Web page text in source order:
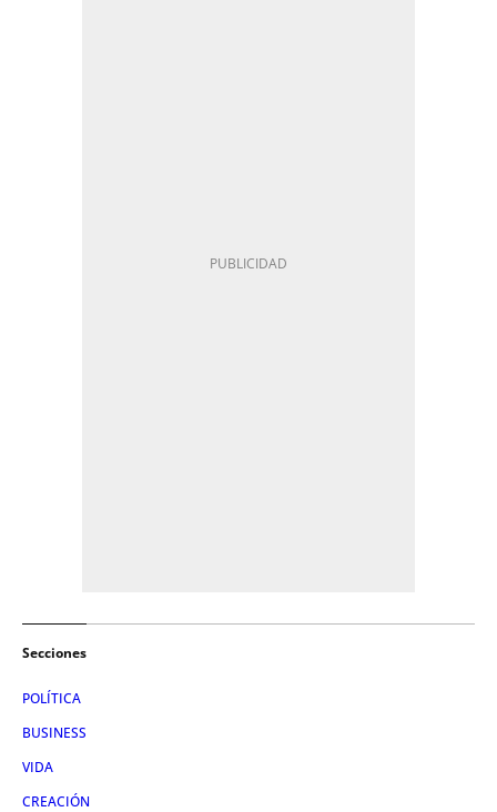
Secciones
POLÍTICA
BUSINESS
VIDA
CREACIÓN